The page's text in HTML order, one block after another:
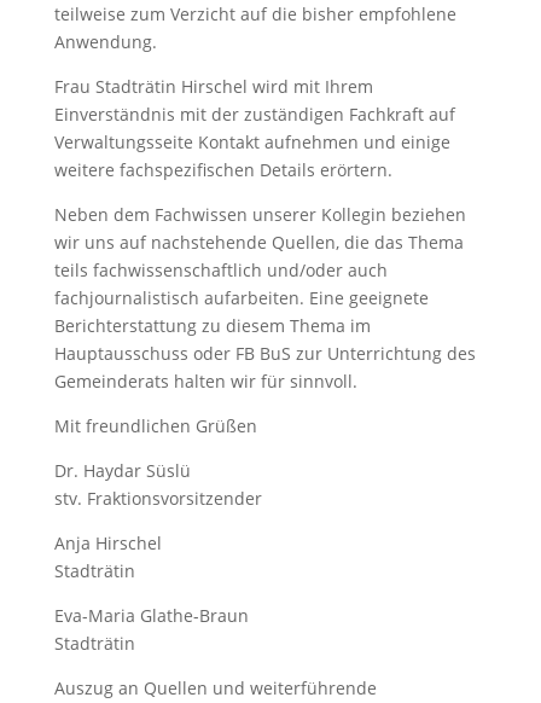
teilweise zum Verzicht auf die bisher empfohlene
Anwendung.
Frau Stadträtin Hirschel wird mit Ihrem
Einverständnis mit der zuständigen Fachkraft auf
Verwaltungsseite Kontakt aufnehmen und einige
weitere fachspezifischen Details erörtern.
Neben dem Fachwissen unserer Kollegin beziehen
wir uns auf nachstehende Quellen, die das Thema
teils fachwissenschaftlich und/oder auch
fachjournalistisch aufarbeiten. Eine geeignete
Berichterstattung zu diesem Thema im
Hauptausschuss oder FB BuS zur Unterrichtung des
Gemeinderats halten wir für sinnvoll.
Mit freundlichen Grüßen
Dr. Haydar Süslü
stv. Fraktionsvorsitzender
Anja Hirschel
Stadträtin
Eva-Maria Glathe-Braun
Stadträtin
Auszug an Quellen und weiterführende